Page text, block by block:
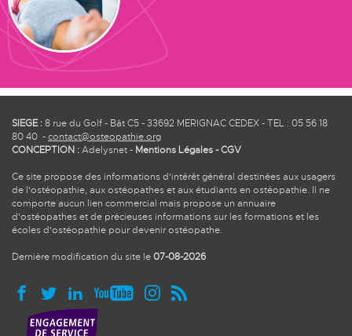
SIEGE :8 rue du Golf - Bât C5 - 33692 MERIGNAC CEDEX - TEL : 05 56 18
80 40 -contact@osteopathie.org
CONCEPTION :Adelysnet- Mentions Légales-CGV
Ce site propose des informations d'intérêt général destinées aux usagers
de l'ostéopathie, aux ostéopathes et aux étudiants en ostéopathie. Il ne
comporte aucun lien commercial mais propose un annuaire
d'ostéopathes et de précieuses informations sur les formations et les
écoles d'ostéopathie pour devenir ostéopathe.
Dernière modification du site le07-08-2026